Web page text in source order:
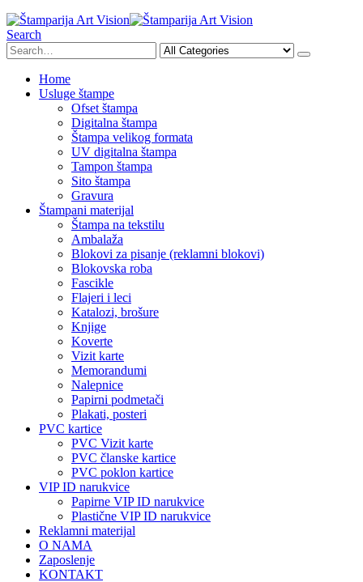
Search
Home
Usluge štampe
Ofset štampa
Digitalna štampa
Štampa velikog formata
UV digitalna štampa
Tampon štampa
Sito štampa
Gravura
Štampani materijal
Štampa na tekstilu
Ambalaža
Blokovi za pisanje (reklamni blokovi)
Blokovska roba
Fascikle
Flajeri i leci
Katalozi, brošure
Knjige
Koverte
Vizit karte
Memorandumi
Nalepnice
Papirni podmetači
Plakati, posteri
PVC kartice
PVC Vizit karte
PVC članske kartice
PVC poklon kartice
VIP ID narukvice
Papirne VIP ID narukvice
Plastične VIP ID narukvice
Reklamni materijal
O NAMA
Zaposlenje
KONTAKT